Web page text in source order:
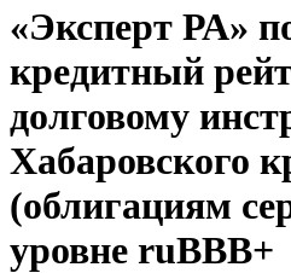
«Эксперт РА»
кредитный
долговому
Хабаровского
(облигациям
уровне ruВВВ+